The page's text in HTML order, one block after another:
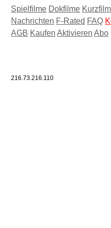
Spielfilme Dokfilme
Nachrichten F-Rated FAQ
AGB Kaufen Aktivieren Abo
216.73.216.110